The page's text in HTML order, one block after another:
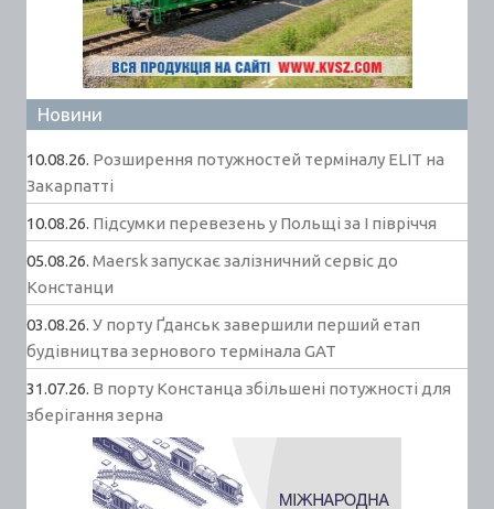
Новини
10.08.26. Розширення потужностей терміналу ELIT на
Закарпатті
10.08.26. Підсумки перевезень у Польщі за І півріччя
05.08.26. Maersk запускає залізничний сервіс до
Констанци
03.08.26. У порту Ґданськ завершили перший етап
будівництва зернового термінала GAT
31.07.26. В порту Констанца збільшені потужності для
зберігання зерна